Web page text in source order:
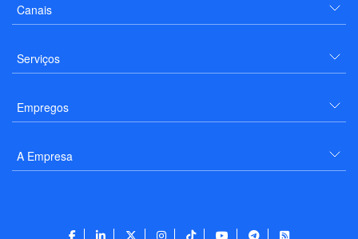
Canais
Serviços
Empregos
A Empresa